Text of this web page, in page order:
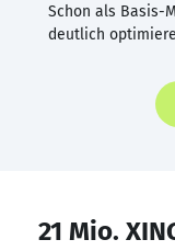
Schon als Basis-
deutlich
21 Mio.